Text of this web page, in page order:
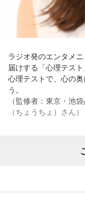
【解答】
1．鳩のぬいぐるみ
鳩のぬいぐるみは「
詰められても、自分
なタイプ。窮地でこ
持ち主です。ただ、
てください。
2．身分証……本性は
身分証は「あなた自
窮地に立たされると
の武器にもなるでし
ラジオ発のエンタメ
届けする「心理テス
心理テストで、心の
う。
（監修者：東京・池
（ちょうちょ）さん）